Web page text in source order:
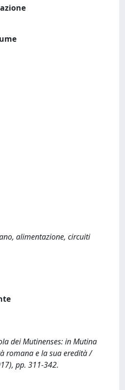
alimentazione, circuiti
dei Mutinenses: in Mutina
romana e la sua eredità /
pp. 311-342.